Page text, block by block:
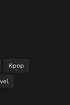
Kpop